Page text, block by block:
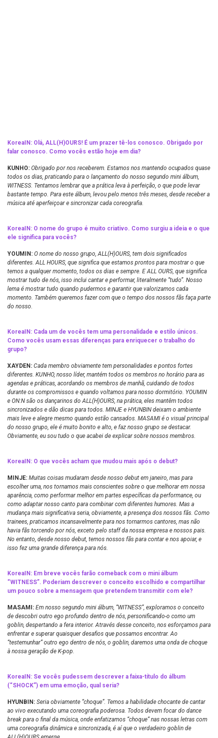
KoreaIN: Olá, ALL(H)OURS! É um prazer tê-los conosco. Obrigado por
falar conosco. Como vocês estão hoje em dia?
KUNHO: Obrigado por nos receberem. Estamos nos mantendo ocupados quase
todos os dias, praticando para o lançamento do nosso segundo mini álbum,
WITNESS. Tentamos lembrar que a prática leva à perfeição, o que pode levar
bastante tempo. Para este álbum, levou pelo menos três meses, desde receber a
música até aperfeiçoar e sincronizar cada coreografia.
KoreaIN: O nome do grupo é muito criativo. Como surgiu a ideia e o que
ele significa para vocês?
YOUMIN: O nome do nosso grupo, ALL(H)OURS, tem dois significados
diferentes. ALL HOURS, que significa que estamos prontos para mostrar o que
temos a qualquer momento, todos os dias e sempre. E ALL OURS, que significa
mostrar tudo de nós, isso inclui cantar e performar, literalmente “tudo”. Nosso
lema é mostrar tudo quando pudermos e garantir que valorizamos cada
momento. Também queremos fazer com que o tempo dos nossos fãs faça parte
do nosso.
KoreaIN: Cada um de vocês tem uma personalidade e estilo únicos.
Como vocês usam essas diferenças para enriquecer o trabalho do
grupo?
XAYDEN: Cada membro obviamente tem personalidades e pontos fortes
diferentes. KUNHO, nosso líder, mantém todos os membros no horário para as
agendas e práticas, acordando os membros de manhã, cuidando de todos
durante os compromissos e quando voltamos para nosso dormitório. YOUMIN
e ON:N são os dançarinos do ALL(H)OURS, na prática, eles mantêm todos
sincronizados e dão dicas para todos. MINJE e HYUNBIN deixam o ambiente
mais leve e alegre mesmo quando estão cansados. MASAMI é o visual principal
do nosso grupo, ele é muito bonito e alto, e faz nosso grupo se destacar.
Obviamente, eu sou tudo o que acabei de explicar sobre nossos membros.
KoreaIN: O que vocês acham que mudou mais após o debut?
MINJE: Muitas coisas mudaram desde nosso debut em janeiro, mas para
escolher uma, nos tornamos mais conscientes sobre o que melhorar em nossa
aparência, como performar melhor em partes específicas da performance, ou
como adaptar nosso canto para combinar com diferentes humores. Mas a
mudança mais significativa seria, obviamente, a presença dos nossos fãs. Como
trainees, praticamos incansavelmente para nos tornarmos cantores, mas não
havia fãs torcendo por nós, exceto pelo staff da nossa empresa e nossos pais.
No entanto, desde nosso debut, temos nossos fãs para contar e nos apoiar, e
isso fez uma grande diferença para nós.
KoreaIN: Em breve vocês farão comeback com o mini álbum
“WITNESS”. Poderiam descrever o conceito escolhido e compartilhar
um pouco sobre a mensagem que pretendem transmitir com ele?
MASAMI: Em nosso segundo mini álbum, “WITNESS”, exploramos o conceito
de descobri outro ego profundo dentro de nós, personificando-o como um
goblin, despertando a fera interior. Através desse conceito, nos esforçamos para
enfrentar e superar quaisquer desafios que possamos encontrar. Ao
“testemunhar” outro ego dentro de nós, o goblin, daremos uma onda de choque
à nossa geração de K-pop.
KoreaIN: Se vocês pudessem descrever a faixa-título do álbum
(“SHOCK”) em uma emoção, qual seria?
HYUNBIN: Seria obviamente “choque”. Temos a habilidade chocante de cantar
ao vivo executando uma coreografia poderosa. Todos devem focar do dance
break para o final da música, onde enfatizamos “choque” nas nossas letras com
uma coreografia dinâmica e sincronizada, é aí que o verdadeiro goblin de